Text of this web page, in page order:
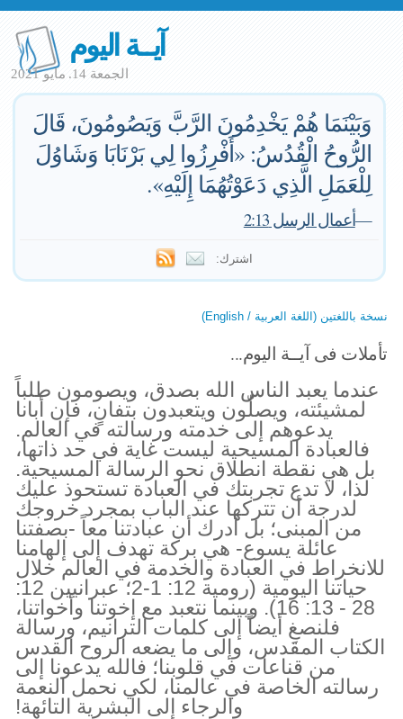
آيــة اليوم
الجمعة 14. مايو 2021
وَبَيْنَمَا هُمْ يَخْدِمُونَ الرَّبَّ وَيَصُومُونَ، قَالَ
الرُّوحُ الْقُدُسُ: «أَفْرِزُوا لِي بَرْنَابَا وَشَاوُلَ
لِلْعَمَلِ الَّذِي دَعَوْتُهُمَا إِلَيْهِ».
—أعمال الرسل 2:13
اشترك:
نسخة باللغتين (اللغة العربية / English)
تأملات فى آيــة اليوم...
عندما يعبد الناس الله بصدق، ويصومون طلباً
لمشيئته، ويصلّون ويتعبدون بتفانٍ، فإن أبانا
يدعوهم إلى خدمته ورسالته في العالم.
فالعبادة المسيحية ليست غاية في حد ذاتها،
بل هي نقطة انطلاق نحو الرسالة المسيحية.
لذا، لا تدع تجربتك في العبادة تستحوذ عليك
لدرجة أن تتركها عند الباب بمجرد خروجك
من المبنى؛ بل أدرك أن عبادتنا معاً -بصفتنا
عائلة يسوع- هي بركة تهدف إلى إلهامنا
للانخراط في العبادة والخدمة في العالم خلال
حياتنا اليومية (رومية 12: 1-2؛ عبرانيين 12:
28 - 13: 16). وبينما نتعبد مع إخوتنا وأخواتنا،
فلنصغِ أيضاً إلى كلمات الترانيم، ورسالة
الكتاب المقدس، وإلى ما يضعه الروح القدس
من قناعات في قلوبنا؛ فالله يدعونا إلى
رسالته الخاصة في عالمنا، لكي نحمل النعمة
والرجاء إلى البشرية التائهة!